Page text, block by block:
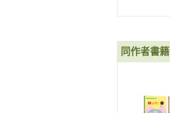
同作者書籍